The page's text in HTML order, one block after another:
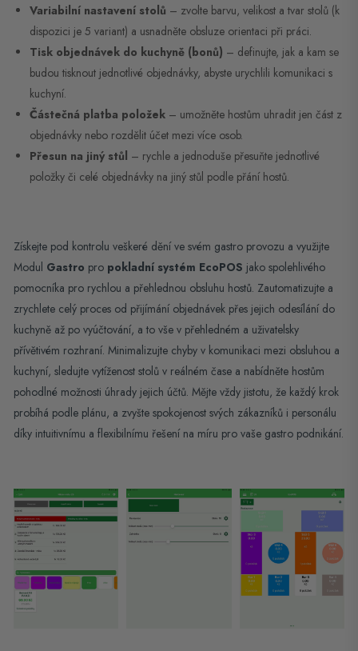
Variabilní nastavení stolů – zvolte barvu, velikost a tvar stolů (k
dispozici je 5 variant) a usnadněte obsluze orientaci při práci.
Tisk objednávek do kuchyně (bonů) – definujte, jak a kam se
budou tisknout jednotlivé objednávky, abyste urychlili komunikaci s
kuchyní.
Částečná platba položek – umožněte hostům uhradit jen část z
objednávky nebo rozdělit účet mezi více osob.
Přesun na jiný stůl – rychle a jednoduše přesuňte jednotlivé
položky či celé objednávky na jiný stůl podle přání hostů.
Získejte pod kontrolu veškeré dění ve svém gastro provozu a využijte
Modul Gastro pro pokladní systém EcoPOS jako spolehlivého
pomocníka pro rychlou a přehlednou obsluhu hostů. Zautomatizujte a
zrychlete celý proces od přijímání objednávek přes jejich odesílání do
kuchyně až po vyúčtování, a to vše v přehledném a uživatelsky
přívětivém rozhraní. Minimalizujte chyby v komunikaci mezi obsluhou a
kuchyní, sledujte vytíženost stolů v reálném čase a nabídněte hostům
pohodlné možnosti úhrady jejich účtů. Mějte vždy jistotu, že každý krok
probíhá podle plánu, a zvyšte spokojenost svých zákazníků i personálu
díky intuitivnímu a flexibilnímu řešení na míru pro vaše gastro podnikání.